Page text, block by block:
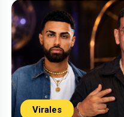
Virales